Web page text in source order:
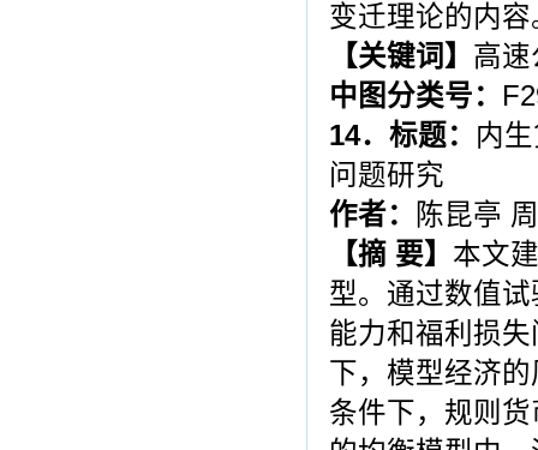
变迁理论的内容
【关键词】 高
中图分类号：
14．标题： 内
问题研究
作者：
陈昆亭
【摘 要】 本文
型。通过数值
能力和福利损
下，模型经济
条件下，规则